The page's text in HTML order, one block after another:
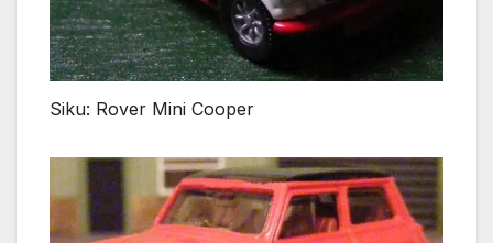
Siku: Rover Mini Cooper